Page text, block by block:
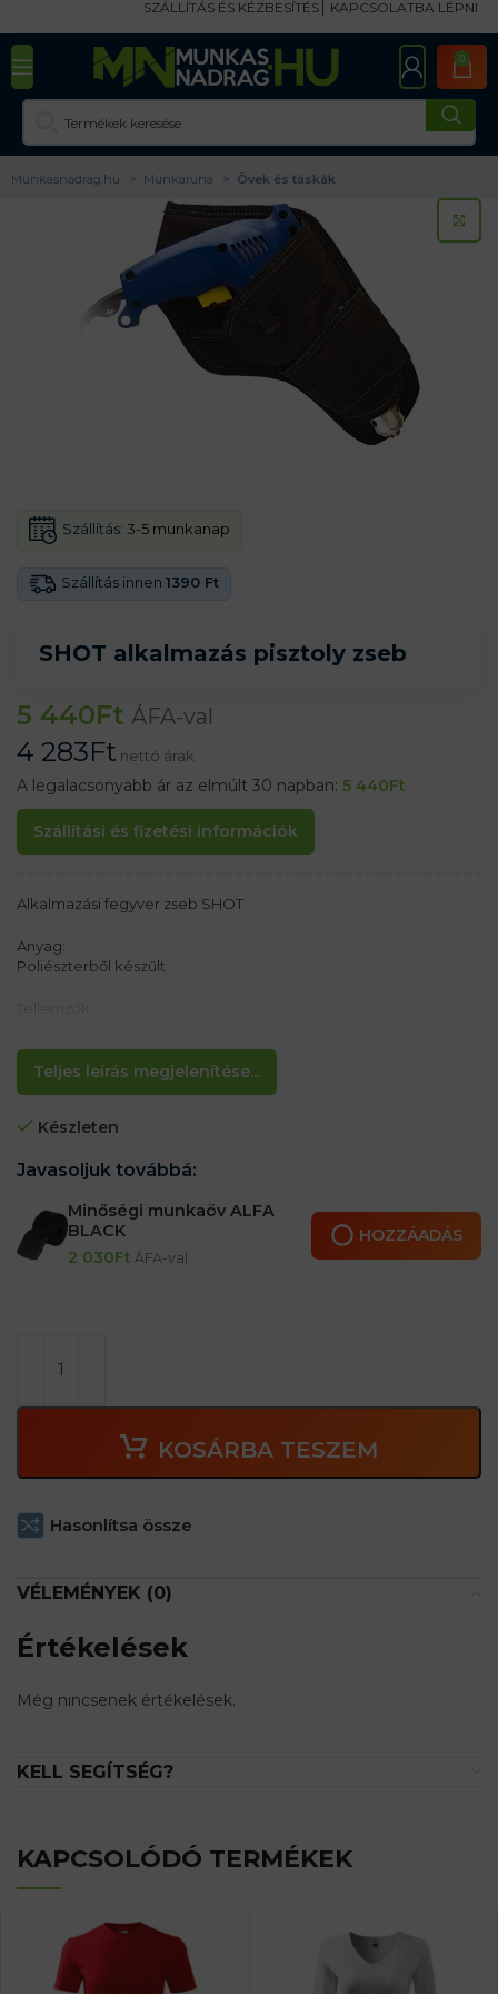
SZÁLLÍTÁS ÉS KÉZBESÍTÉS KAPCSOLATBA LÉPNI
0
Munkasnadrag.hu Munkaruha Övek és táskák
SHOT alkalmazás pisztoly zseb
Szállítás innen 1390 Ft
Szállítás: 3-5 munkanap
5 440Ft ÁFA-val
4 283Ft nettó árak
A legalacsonyabb ár az elmúlt 30 napban: 5 440Ft
Szállítási és fizetési információk
Teljes leírás megjelenítése...
Alkalmazási fegyver zseb SHOT
Anyag:
Poliészterből készült
– Szíj tépőzárral
– Öv rögzítése
– Ideális szerelőknek
Készleten
Javasoljuk továbbá:
Minőségi munkaöv ALFA
BLACK
2 030Ft ÁFA-val
HOZZÁADÁS
KOSÁRBA TESZEM
Hasonlítsa össze
VÉLEMÉNYEK (0)
Értékelések
Még nincsenek értékelések.
KELL SEGÍTSÉG?
KAPCSOLÓDÓ TERMÉKEK